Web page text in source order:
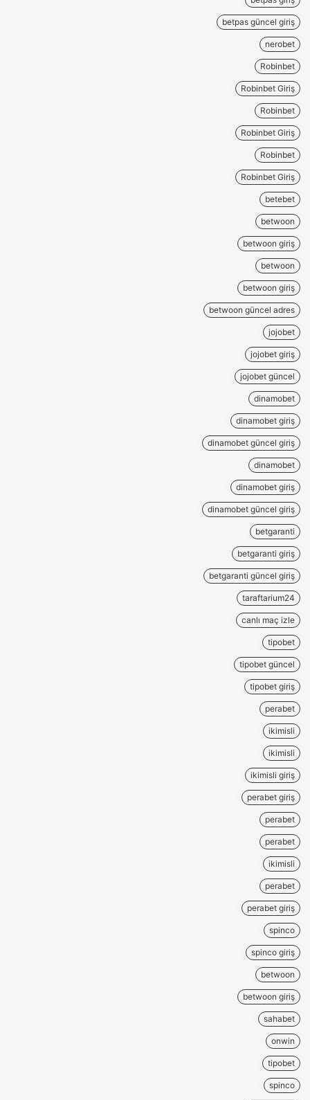
betpas güncel giriş
nerobet
Robinbet
Robinbet Giriş
Robinbet
Robinbet Giriş
Robinbet
Robinbet Giriş
betebet
betwoon
betwoon giriş
betwoon
betwoon giriş
betwoon güncel adres
jojobet
jojobet giriş
jojobet güncel
dinamobet
dinamobet giriş
dinamobet güncel giriş
dinamobet
dinamobet giriş
dinamobet güncel giriş
betgaranti
betgaranti giriş
betgaranti güncel giriş
taraftarium24
canlı maç izle
tipobet
tipobet güncel
tipobet giriş
perabet
ikimisli
ikimisli
ikimisli giriş
perabet giriş
perabet
perabet
ikimisli
perabet
perabet giriş
spinco
spinco giriş
betwoon
betwoon giriş
sahabet
onwin
tipobet
spinco